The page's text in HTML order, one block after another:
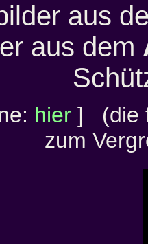
aus
aus dem
hier ] (die
zum